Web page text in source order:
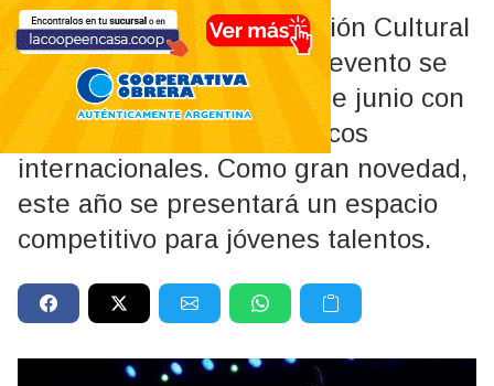
Organizado por la Fundación Cultural
Patagonia, el convocante evento se
desarrollará del 24 al 27 de junio con
una nutrida grilla de músicos
internacionales. Como gran novedad,
este año se presentará un espacio
competitivo para jóvenes talentos.